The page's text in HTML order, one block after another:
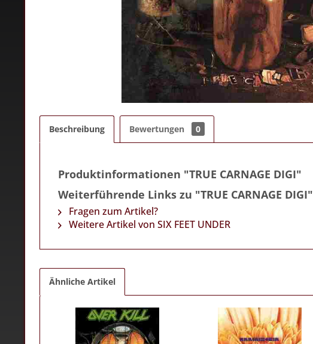
Beschreibung Bewertungen 0
Produktinformationen "TRUE CARNAGE DIGI"
Weiterführende Links zu "TRUE CARNAGE DIGI"
Fragen zum Artikel?
Weitere Artikel von SIX FEET UNDER
Ähnliche Artikel